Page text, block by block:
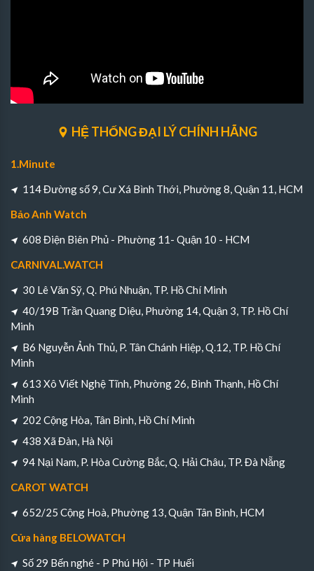
HỆ THỐNG ĐẠI LÝ CHÍNH HÃNG
1.Minute
114 Đường số 9, Cư Xá Bình Thới, Phường 8, Quận 11, HCM
Bảo Anh Watch
608 Điện Biên Phủ - Phường 11- Quận 10 - HCM
CARNIVAL.WATCH
30 Lê Văn Sỹ, Q. Phú Nhuận, TP. Hồ Chí Minh
40/19B Trần Quang Diệu, Phường 14, Quận 3, TP. Hồ Chí
Minh
B6 Nguyễn Ảnh Thủ, P. Tân Chánh Hiệp, Q.12, TP. Hồ Chí
Minh
613 Xô Viết Nghệ Tĩnh, Phường 26, Bình Thạnh, Hồ Chí
Minh
202 Cộng Hòa, Tân Bình, Hồ Chí Minh
438 Xã Đàn, Hà Nội
94 Nại Nam, P. Hòa Cường Bắc, Q. Hải Châu, TP. Đà Nẵng
CAROT WATCH
652/25 Cộng Hoà, Phường 13, Quận Tân Bình, HCM
Cửa hàng BELOWATCH
Số 29 Bến nghé - P Phú Hội - TP Huếi